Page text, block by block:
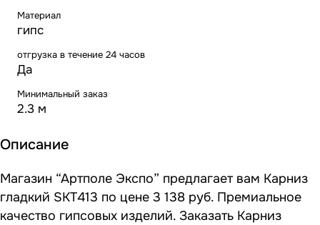
Материал
гипс
отгрузка в течение 24 часов
Да
Минимальный заказ
2.3 м
Описание
Магазин “Артполе Экспо” предлагает вам Карниз
гладкий SKT413 по цене 3 138 руб. Премиальное
качество гипсовых изделий. Заказать Карниз